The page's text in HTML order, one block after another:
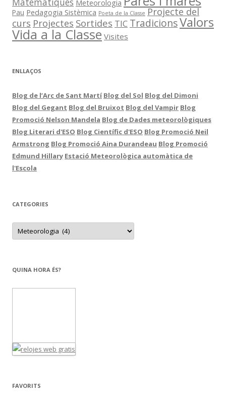
Meteorologia
Pau Pedagogia Sistèmica Poeta de la Classe Projecte del
curs Projectes Sortides TIC TradicionsValors
Vida a la Classe Visites
ENLLAÇOS
Blog de l’Arc de Sant Martí Blog del Sol Blog del Dimoni
Blog del Gegant Blog del Bruixot Blog del Vampir Blog
Promoció Nelson Mandela Blog de Dades meteorològiques
Blog Literari d'ESO Blog Científic d'ESO Blog Promoció Neil
Armstrong Blog Promoció Aina Durandeau Blog Promoció
Edmund Hillary Estació Meteorològica automàtica de
l'Escola
CATEGORIES
C
t
r
s
QUINA HORA ÉS?
FAVORITS